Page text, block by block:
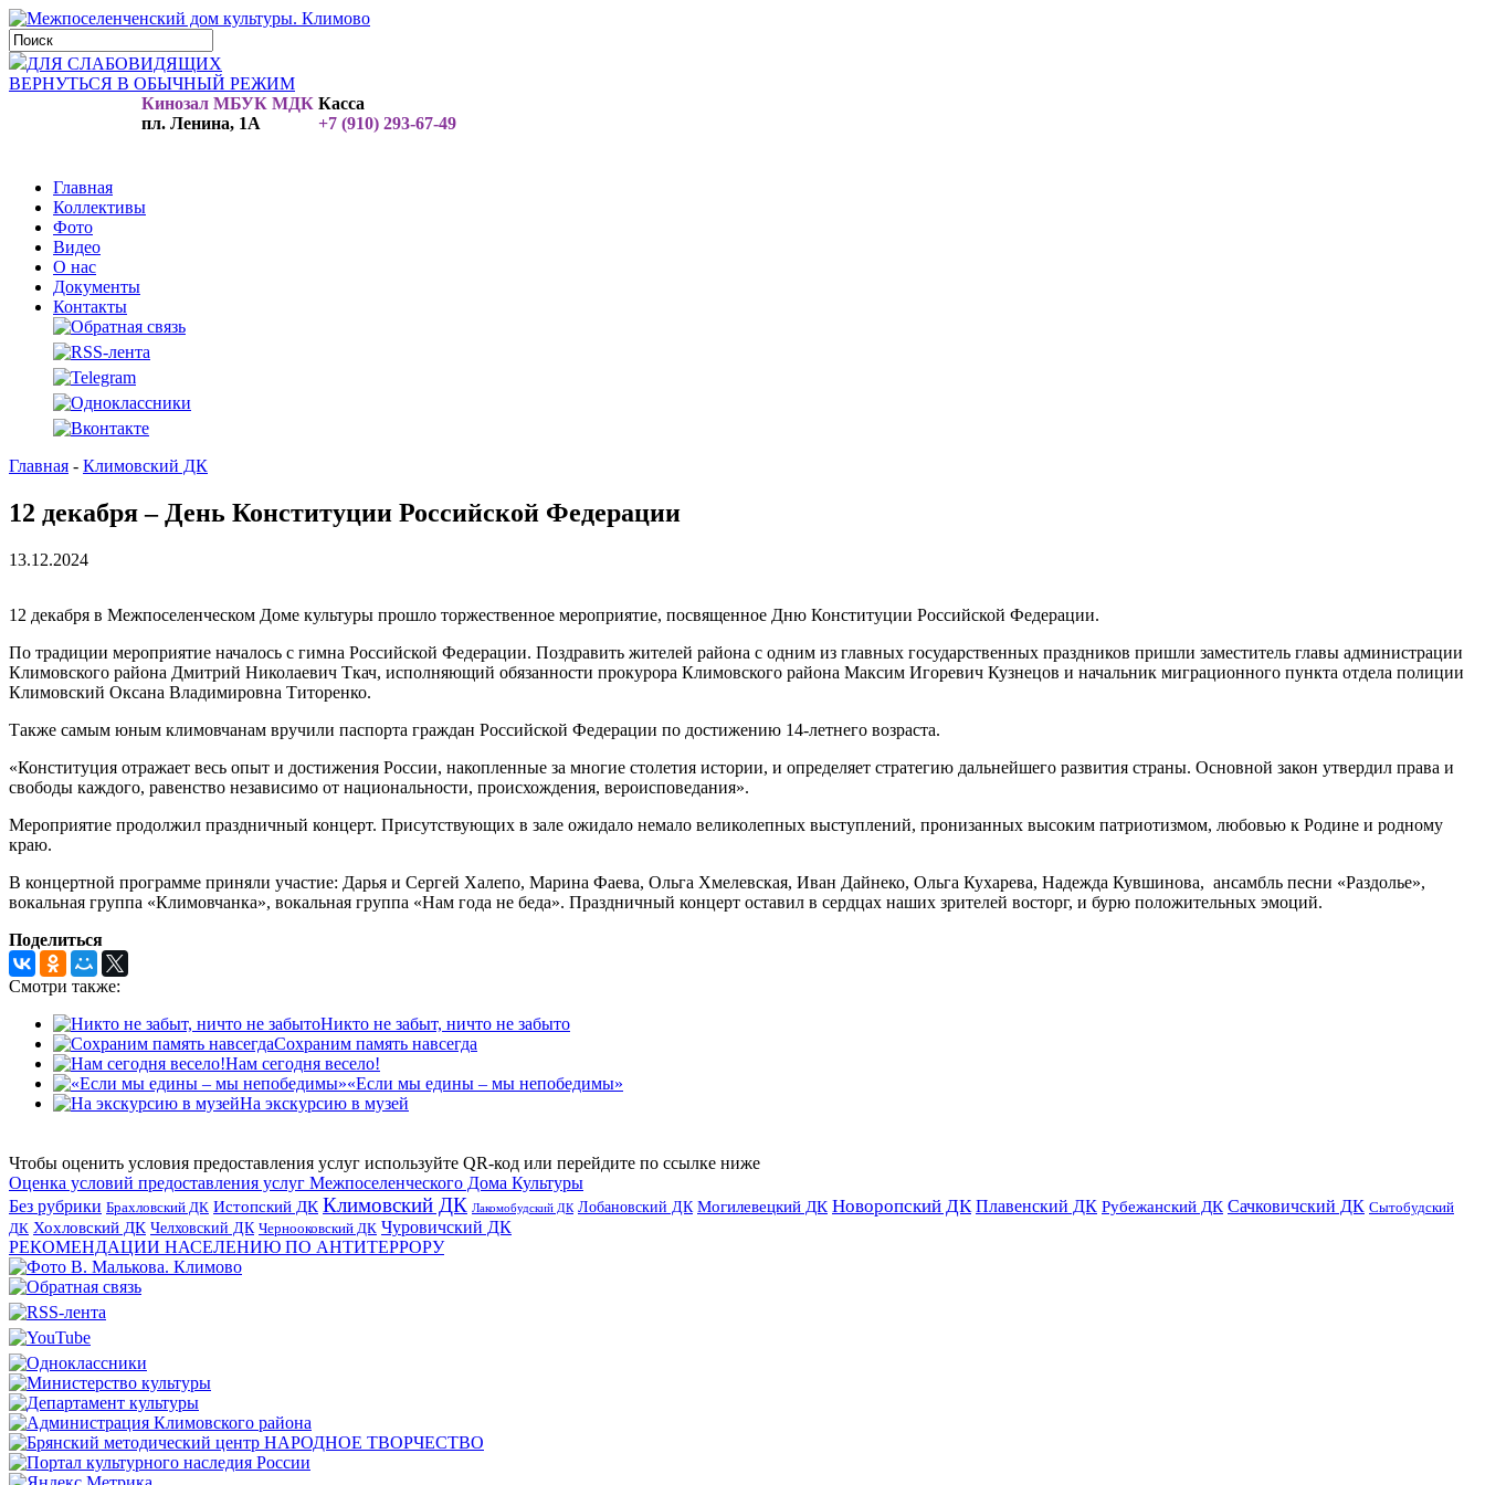
ДЛЯ СЛАБОВИДЯЩИХ
ВЕРНУТЬСЯ В ОБЫЧНЫЙ РЕЖИМ
Кинозал МБУК МДК
пл. Ленина, 1А
Касса
+7 (910) 293-67-49
Главная
Коллективы
Фото
Видео
О нас
Документы
Контакты
Главная - Климовский ДК
12 декабря – День Конституции Российской Федерации
13.12.2024
12 декабря в Межпоселенческом Доме культуры прошло торжественное мероприятие, посвященное Дню Конституции Российской Федерации.
По традиции мероприятие началось с гимна Российской Федерации. Поздравить жителей района с одним из главных государственных праздников пришли заместитель главы администрации
Климовского района Дмитрий Николаевич Ткач, исполняющий обязанности прокурора Климовского района Максим Игоревич Кузнецов и начальник миграционного пункта отдела полиции
Климовский Оксана Владимировна Титоренко.
Также самым юным климовчанам вручили паспорта граждан Российской Федерации по достижению 14-летнего возраста.
«Конституция отражает весь опыт и достижения России, накопленные за многие столетия истории, и определяет стратегию дальнейшего развития страны. Основной закон утвердил права и
свободы каждого, равенство независимо от национальности, происхождения, вероисповедания».
Мероприятие продолжил праздничный концерт. Присутствующих в зале ожидало немало великолепных выступлений, пронизанных высоким патриотизмом, любовью к Родине и родному
краю.
В концертной программе приняли участие: Дарья и Сергей Халепо, Марина Фаева, Ольга Хмелевская, Иван Дайнеко, Ольга Кухарева, Надежда Кувшинова, ансамбль песни «Раздолье»,
вокальная группа «Климовчанка», вокальная группа «Нам года не беда». Праздничный концерт оставил в сердцах наших зрителей восторг, и бурю положительных эмоций.
Поделиться
Смотри также:
Никто не забыт, ничто не забыто
Сохраним память навсегда
Нам сегодня весело!
«Если мы едины – мы непобедимы»
На экскурсию в музей
Чтобы оценить условия предоставления услуг используйте QR-код или перейдите по ссылке ниже
Оценка условий предоставления услуг Межпоселенческого Дома Культуры
Без рубрики Брахловский ДК Истопский ДК Климовский ДК Лакомобудский ДК Лобановский ДК Могилевецкий ДК Новоропский ДК Плавенский ДК Рубежанский ДК Сачковичский ДК Сытобудский
ДК Хохловский ДК Челховский ДК Чернооковский ДК Чуровичский ДК
РЕКОМЕНДАЦИИ НАСЕЛЕНИЮ ПО АНТИТЕРРОРУ